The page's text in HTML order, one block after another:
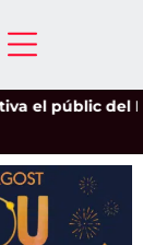
públic del